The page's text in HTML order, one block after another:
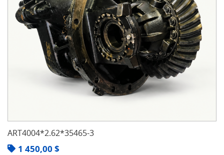
ART4004*2.62*35465-3
1 450,00 $